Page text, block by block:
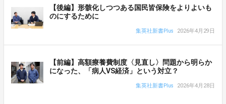
【後編】形骸化しつつある国民皆保険をよりよいも
のにするために
集英社新書Plus 2026年4月29日
【前編】高額療養費制度〈見直し〉問題から明らか
になった、「病人VS経済」という対立？
集英社新書Plus 2026年4月28日